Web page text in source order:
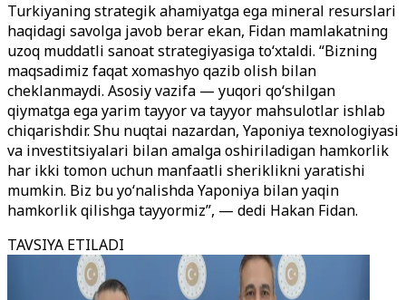
Turkiyaning strategik ahamiyatga ega mineral resurslari
haqidagi savolga javob berar ekan, Fidan mamlakatning
uzoq muddatli sanoat strategiyasiga to‘xtaldi. “Bizning
maqsadimiz faqat xomashyo qazib olish bilan
cheklanmaydi. Asosiy vazifa — yuqori qo‘shilgan
qiymatga ega yarim tayyor va tayyor mahsulotlar ishlab
chiqarishdir. Shu nuqtai nazardan, Yaponiya texnologiyasi
va investitsiyalari bilan amalga oshiriladigan hamkorlik
har ikki tomon uchun manfaatli sheriklikni yaratishi
mumkin. Biz bu yo‘nalishda Yaponiya bilan yaqin
hamkorlik qilishga tayyormiz”, — dedi Hakan Fidan.
TAVSIYA ETILADI